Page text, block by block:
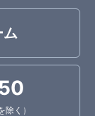
ム
く）